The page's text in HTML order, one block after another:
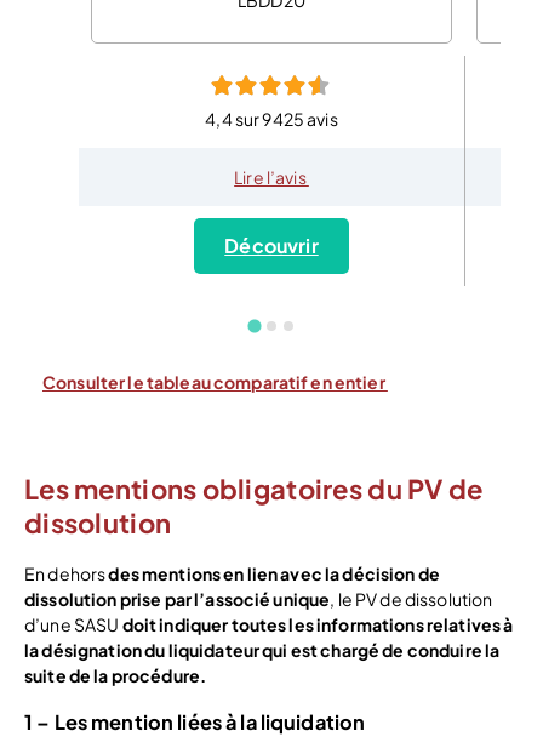
4,4 sur 9425 avis
Lire l’avis
Découvrir
Consulter le tableau comparatif en entier
Les mentions obligatoires du PV de
dissolution
En dehorsdes mentions en lien avec la décision de
dissolution prise par l’associé unique, le PV de dissolution
d’une SASU doit indiquer toutes les informations relatives à
la désignation du liquidateur qui est chargé de conduire la
suite de la procédure.
1 – Les mention liées à la liquidation